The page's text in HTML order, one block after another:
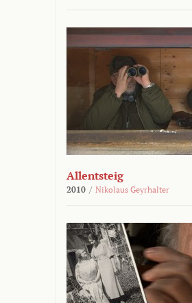
Allentsteig
2010 / Nikolaus Geyrhalter